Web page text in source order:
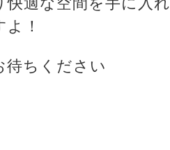
！
待ちください